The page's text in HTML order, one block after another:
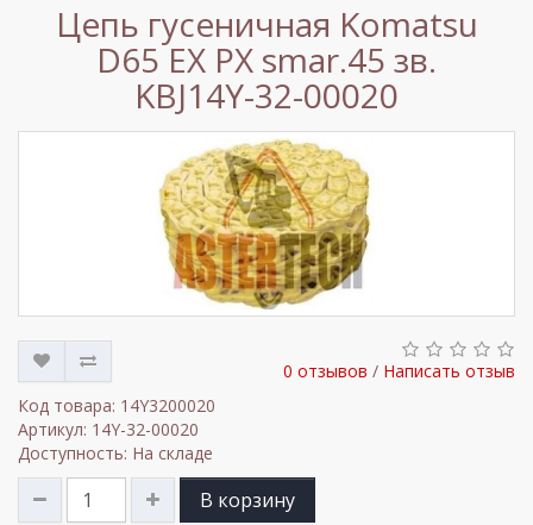
Цепь гусеничная Komatsu
D65 EX PX smar.45 зв.
KBJ14Y-32-00020
0 отзывов / Написать отзыв
Код товара: 14Y3200020
Артикул: 14Y-32-00020
Доступность: На складе
В корзину